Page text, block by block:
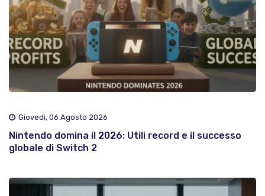
Giovedì, 06 Agosto 2026
Nintendo domina il 2026: Utili record e il successo
globale di Switch 2